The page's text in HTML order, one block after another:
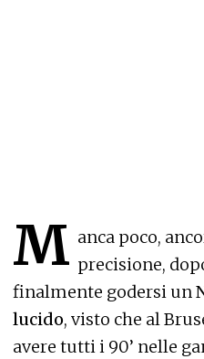
M anca poco,
precisione,
finalmente godersi un
lucido, visto che al
avere tutti i 90’ nelle